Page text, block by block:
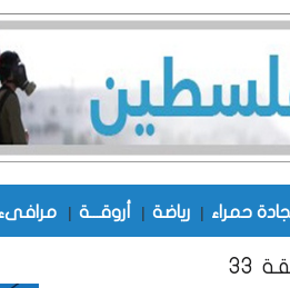
حمراء | رياضة | أروقـــة |
33